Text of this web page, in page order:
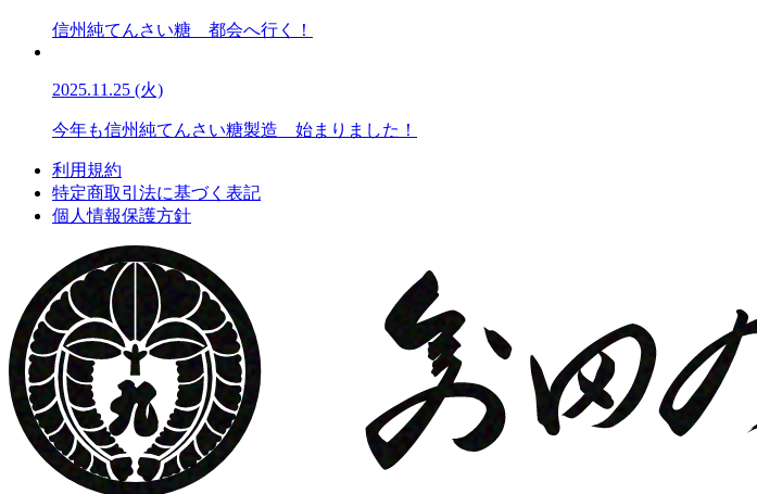
信州純てんさい糖 都会へ行く！
2025.11.25 (火)
今年も信州純てんさい糖製造 始まりました！
利用規約
特定商取引法に基づく表記
個人情報保護方針